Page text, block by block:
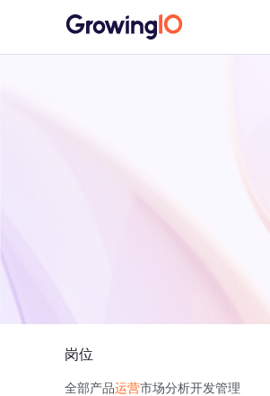
岗位
全部产品运营市场分析开发管理